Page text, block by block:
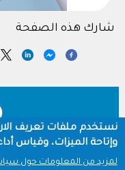
شارك هذه الصفحة
Footer
نستخدم ملفات تعريف
وإتاحة الميزات، وقياس
لمزيد من المعلومات حول